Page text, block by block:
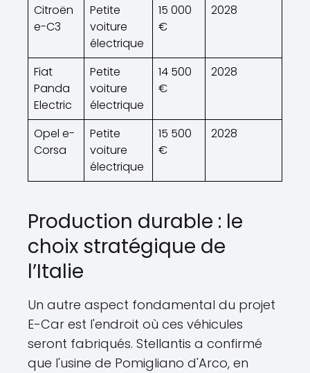
Citroën
e-C3
Petite
voiture
électrique
15 000
€
2028
Fiat
Panda
Electric
Petite
voiture
électrique
14 500
€
2028
Opel e-
Corsa
Petite
voiture
électrique
15 500
€
2028
Production durable : le
choix stratégique de
l’Italie
Un autre aspect fondamental du projet
E-Car est l'endroit où ces véhicules
seront fabriqués. Stellantis a confirmé
que l'usine de Pomigliano d'Arco, en